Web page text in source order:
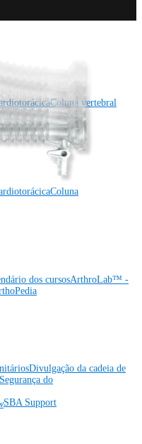
Coluna vertebral
Coluna
dos cursosArthroLab™ -
Divulgação da cadeia de
Segurança do
SBA Support